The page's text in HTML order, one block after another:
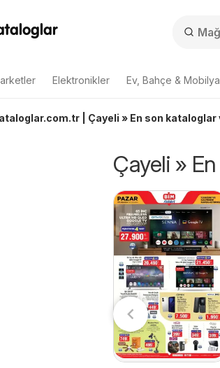
Elektronikler Ev, Bahçe & Mobilya
| Çayeli » En son
Çayeli »